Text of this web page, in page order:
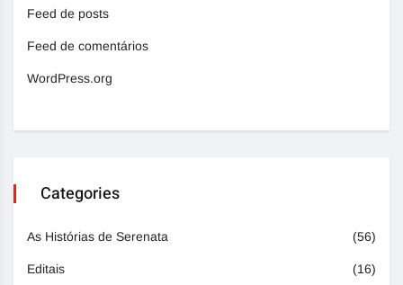
Feed de posts
Feed de comentários
WordPress.org
Categories
As Histórias de Serenata (56)
Editais (16)